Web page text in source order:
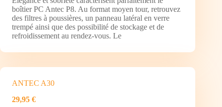
boîtier PC Antec P8. Au format moyen tour, retrouvez
des filtres à poussières, un panneau latéral en verre
trempé ainsi que des possibilité de stockage et de
refroidissement au rendez-vous. Le
ANTEC A30
29,95 €